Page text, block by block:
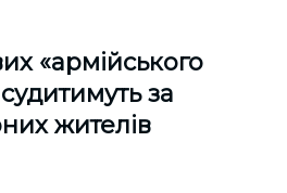
«армійського
за
жителів